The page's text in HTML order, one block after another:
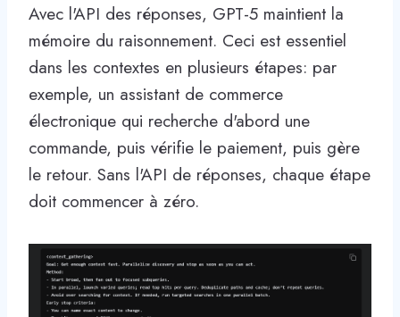
Avec l'API des réponses, GPT-5 maintient la
mémoire du raisonnement. Ceci est essentiel
dans les contextes en plusieurs étapes: par
exemple, un assistant de commerce
électronique qui recherche d'abord une
commande, puis vérifie le paiement, puis gère
le retour. Sans l'API de réponses, chaque étape
doit commencer à zéro.